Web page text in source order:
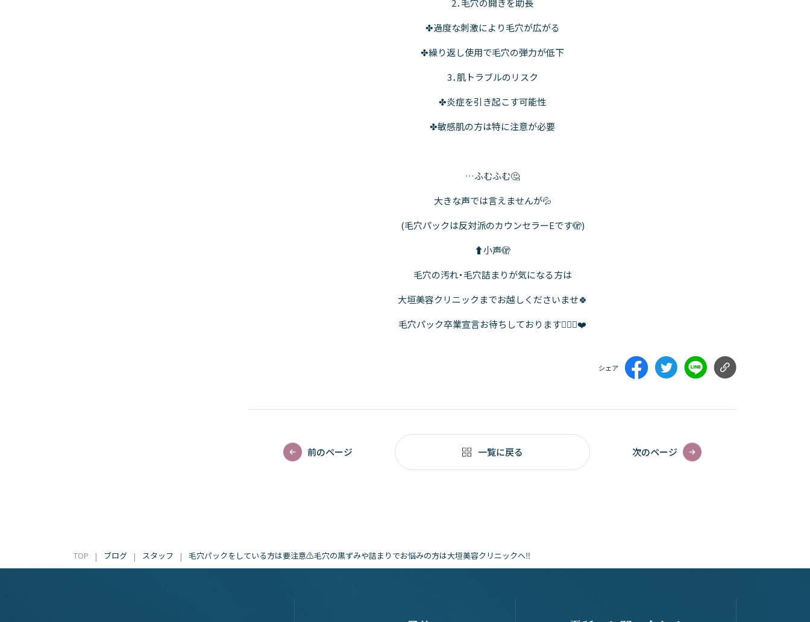
2．毛穴の開きを助長
✤過度な刺激により毛穴が広がる
✤繰り返し使用で毛穴の弾力が低下
3．肌トラブルのリスク
✤炎症を引き起こす可能性
✤敏感肌の方は特に注意が必要
…ふむふむ🤔
大きな声では言えませんが💦
(毛穴パックは反対派のカウンセラーEです🫣)
⬆️小声🫣
毛穴の汚れ・毛穴詰まりが気になる方は
大垣美容クリニックまでお越しくださいませ🍀
毛穴パック卒業宣言お待ちしております🙇🏻‍♀️❤️
シェア
前のページ 一覧に戻る 次のページ
TOP ブログ スタッフ 毛穴パックをしている方は要注意⚠️毛穴の黒ずみや詰まりでお悩みの方は大垣美容クリニックへ‼️